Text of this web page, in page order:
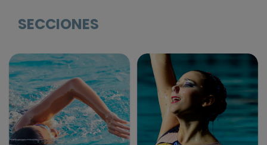
SECCIONES